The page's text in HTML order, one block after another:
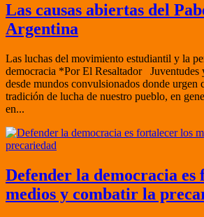
Las causas abiertas del
Argentina
Las luchas del movimiento estudiantil y la
democracia *Por El Resaltador Juventudes
desde mundos convulsionados donde urgen
tradición de lucha de nuestro pueblo, en
en...
Defender la democracia es
medios y combatir la